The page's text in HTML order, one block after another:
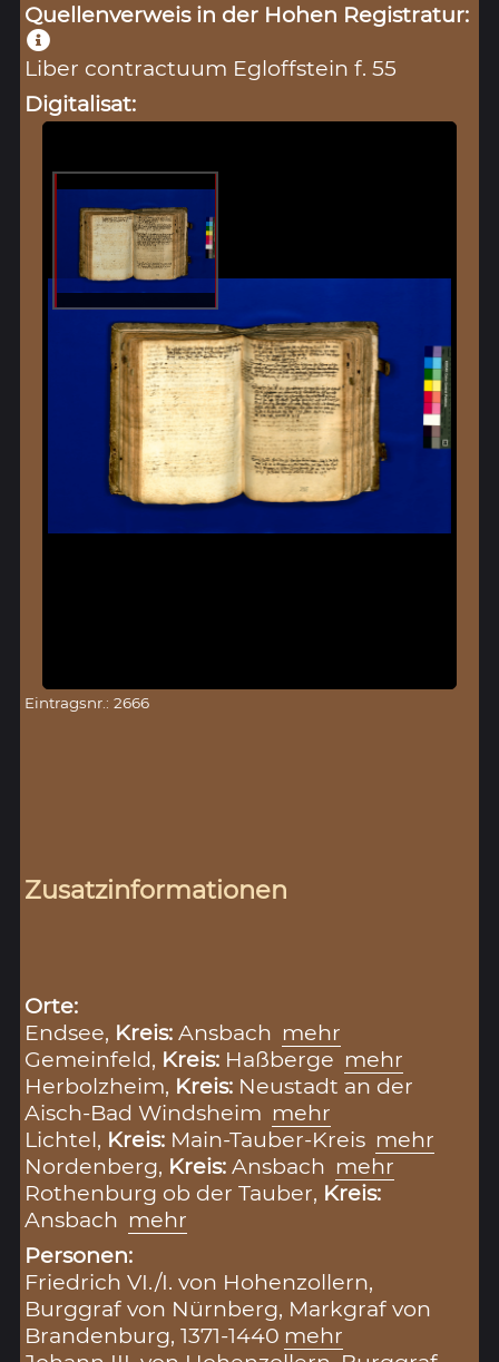
Quellenverweis in der Hohen Registratur:
Liber contractuum Egloffstein f. 55
Digitalisat:
Eintragsnr.: 2666
Zusatzinformationen
Orte:
Endsee, Kreis:Ansbach mehr
Gemeinfeld, Kreis: Haßberge mehr
Herbolzheim, Kreis: Neustadt an der
Aisch-Bad Windsheim mehr
Lichtel, Kreis: Main-Tauber-Kreis mehr
Nordenberg, Kreis:Ansbach mehr
Rothenburg ob der Tauber, Kreis:
Ansbach mehr
Personen:
Friedrich VI./I. von Hohenzollern,
Burggraf von Nürnberg, Markgraf von
Brandenburg, 1371-1440 mehr